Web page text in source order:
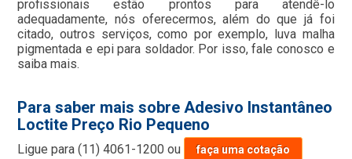
profissionais estão prontos para atendê-lo
adequadamente, nós oferecermos, além do que já foi
citado, outros serviços, como por exemplo, luva malha
pigmentada e epi para soldador. Por isso, fale conosco e
saiba mais.
Para saber mais sobre Adesivo Instantâneo
Loctite Preço Rio Pequeno
Ligue para(11) 4061-1200 ou faça uma cotação